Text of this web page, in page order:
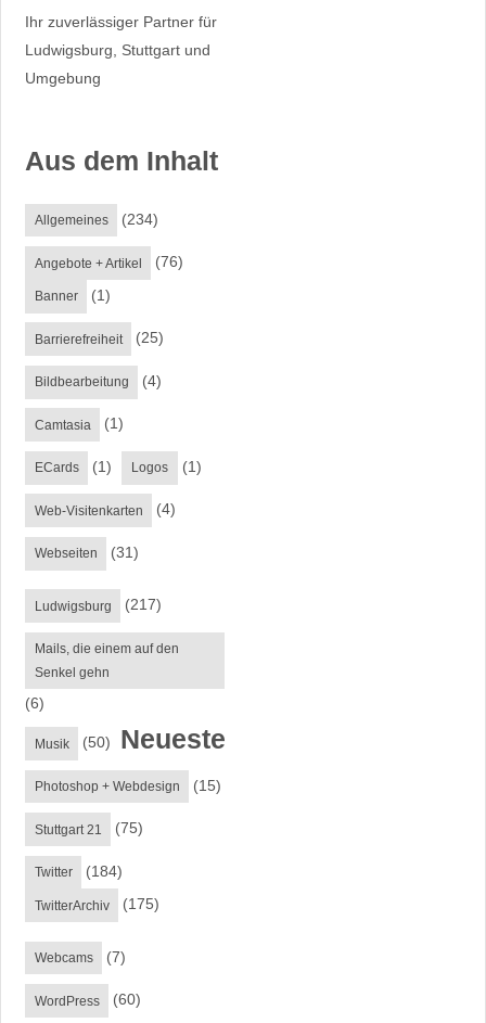
Ihr zuverlässiger Partner für
Ludwigsburg, Stuttgart und
Umgebung
Aus dem Inhalt
Allgemeines (234)
Angebote + Artikel (76)
Banner (1)
Barrierefreiheit (25)
Bildbearbeitung (4)
Camtasia (1)
ECards (1) Logos (1)
Web-Visitenkarten (4)
Webseiten (31)
Ludwigsburg (217)
Mails, die einem auf den
Senkel gehn
(6)
Musik (50)
Photoshop + Webdesign (15)
Stuttgart 21 (75)
Twitter (184)
TwitterArchiv (175)
Webcams (7)
WordPress (60)
Neueste